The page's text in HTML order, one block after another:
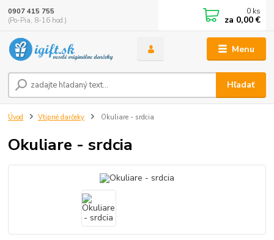
Menu
Hľadať
0907 415 755
(Po-Pia, 8-16 hod.)
0 ks
za 0,00 €
Úvod Vtipné darčeky Okuliare - srdcia
Okuliare - srdcia